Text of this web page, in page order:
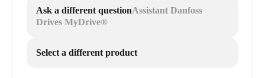
Ask a different questionAssistant Danfoss
Drives MyDrive®
Select a different product